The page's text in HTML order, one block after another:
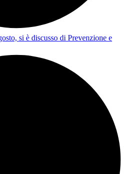
si è discusso di Prevenzione e